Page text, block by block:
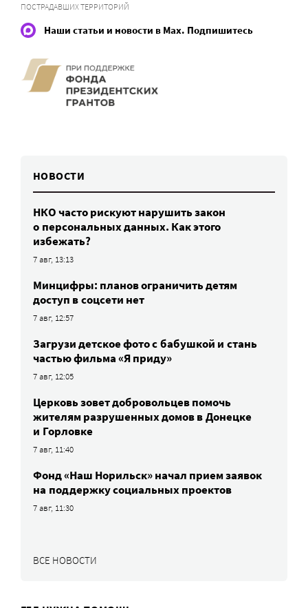
ПОСТРАДАВШИХ ТЕРРИТОРИЙ
Наши статьи и новости в Max. Подпишитесь
НОВОСТИ
НКО часто рискуют нарушить закон
о персональных данных. Как этого
избежать?
7 авг, 13:13
Минцифры: планов ограничить детям
доступ в соцсети нет
7 авг, 12:57
Загрузи детское фото с бабушкой и стань
частью фильма «Я приду»
7 авг, 12:05
Церковь зовет добровольцев помочь
жителям разрушенных домов в Донецке
и Горловке
7 авг, 11:40
Фонд «Наш Норильск» начал прием заявок
на поддержку социальных проектов
7 авг, 11:30
ВСЕ НОВОСТИ